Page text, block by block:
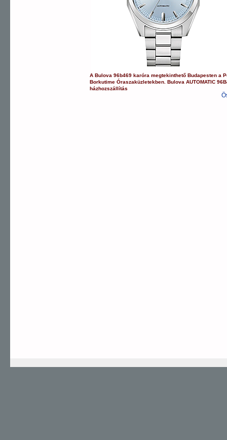
ABulova 96b469 karóra megtekinthető Budapesten a
Borkutime Óraszaküzletekben.Bulova AUTOMATIC
házhozszállítás